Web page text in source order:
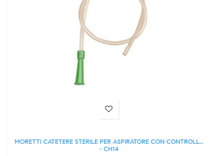
MORETTI CATETERE STERILE PER ASPIRATORE CON CONTROLLO
- CH14